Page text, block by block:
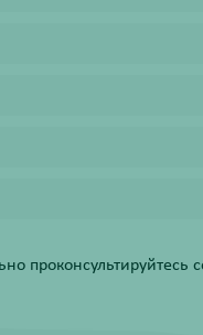
проконсультируйтесь